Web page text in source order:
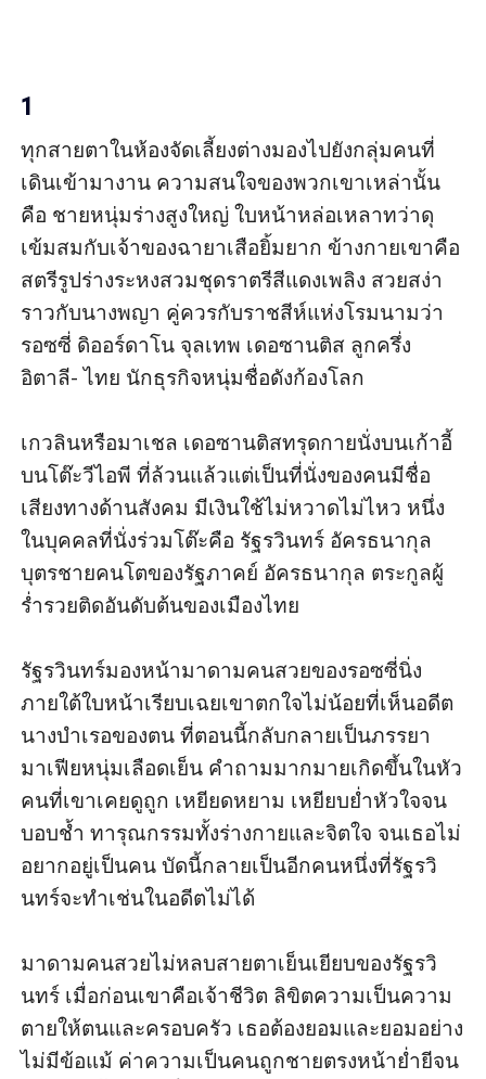
1
ทุกสายตาในห้องจัดเลี้ยงต่างมองไปยังกลุ่มคนที่
เดินเข้ามางาน ความสนใจของพวกเขาเหล่านั้น
คือ ชายหนุ่มร่างสูงใหญ่ ใบหน้าหล่อเหลาทว่าดุ
เข้มสมกับเจ้าของฉายาเสือยิ้มยาก ข้างกายเขาคือ
สตรีรูปร่างระหงสวมชุดราตรีสีแดงเพลิง สวยสง่า
ราวกับนางพญา คู่ควรกับราชสีห์แห่งโรมนามว่า
รอซซี่ ดิออร์ดาโน จุลเทพ เดอซานติส ลูกครึ่ง
อิตาลี- ไทย นักธุรกิจหนุ่มชื่อดังก้องโลก
เกวลินหรือมาเชล เดอซานติสทรุดกายนั่งบนเก้าอี้
บนโต๊ะวีไอพี ที่ล้วนแล้วแต่เป็นที่นั่งของคนมีชื่อ
เสียงทางด้านสังคม มีเงินใช้ไม่หวาดไม่ไหว หนึ่ง
ในบุคคลที่นั่งร่วมโต๊ะคือ รัฐรวินทร์ อัครธนากุล
บุตรชายคนโตของรัฐภาคย์ อัครธนากุล ตระกูลผู้
ร่ำรวยติดอันดับต้นของเมืองไทย
รัฐรวินทร์มองหน้ามาดามคนสวยของรอซซี่นิ่ง
ภายใต้ใบหน้าเรียบเฉยเขาตกใจไม่น้อยที่เห็นอดีต
นางบำเรอของตน ที่ตอนนี้กลับกลายเป็นภรรยา
มาเฟียหนุ่มเลือดเย็น คำถามมากมายเกิดขึ้นในหัว
คนที่เขาเคยดูถูก เหยียดหยาม เหยียบย่ำหัวใจจน
บอบช้ำ ทารุณกรรมทั้งร่างกายและจิตใจ จนเธอไม่
อยากอยู่เป็นคน บัดนี้กลายเป็นอีกคนหนึ่งที่รัฐรวิ
นทร์จะทำเช่นในอดีตไม่ได้
มาดามคนสวยไม่หลบสายตาเย็นเยียบของรัฐรวิ
นทร์ เมื่อก่อนเขาคือเจ้าชีวิต ลิขิตความเป็นความ
ตายให้ตนและครอบครัว เธอต้องยอมและยอมอย่าง
ไม่มีข้อแม้ ค่าความเป็นคนถูกชายตรงหน้าย่ำยีจน